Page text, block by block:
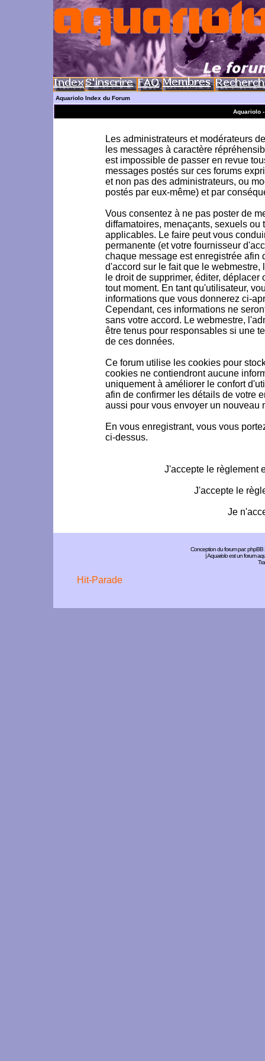
Aquariolo Index du Forum
Aquariolo
Les administrateurs et modérateurs
les messages à caractère
est impossible de passer en revue
messages postés sur ces forums
et non pas des administrateurs, ou
postés par eux-même) et par
Vous consentez à ne pas poster de
diffamatoires, menaçants, sexuels
applicables. Le faire peut vous
permanente (et votre fournisseur
chaque message est enregistrée afin
d'accord sur le fait que le
le droit de supprimer, éditer,
tout moment. En tant qu'utilisateur,
informations que vous donnerez ci-
Cependant, ces informations ne
sans votre accord. Le webmestre,
être tenus pour responsables si une
de ces données.
Ce forum utilise les cookies pour
cookies ne contiendront aucune
uniquement à améliorer le confort
afin de confirmer les détails de votre
aussi pour vous envoyer un nouveau
En vous enregistrant, vous vous
ci-dessus.
J'accepte le règlement
J'accepte le
Je
Conception du forum par:phpBB
| Aquariolo est un forum